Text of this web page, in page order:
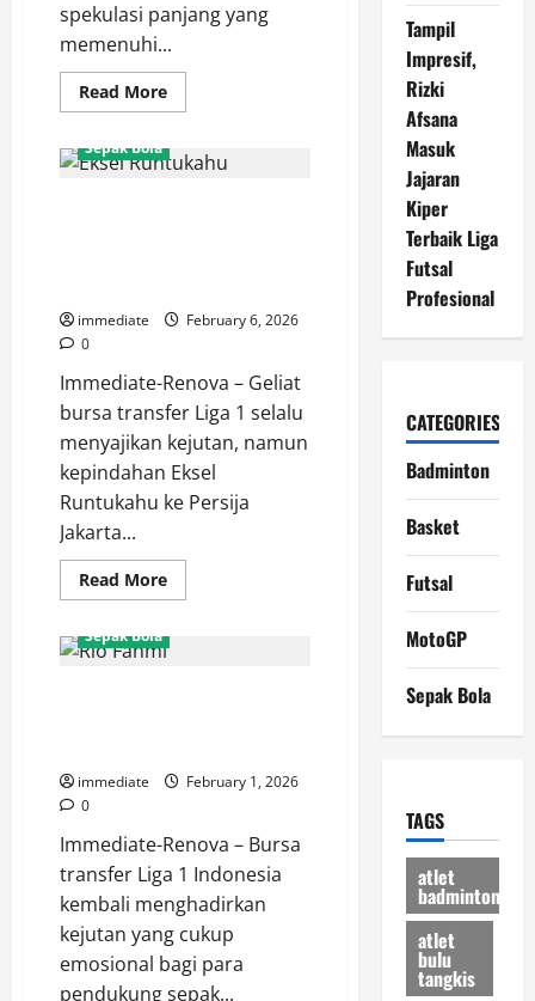
spekulasi panjang yang
memenuhi...
Read MoreRead
more
Mauro
Zijlstra
Serang
Macan
Sepak Bola
immediate
February 6, 2026
0
Immediate-Renova – Geliat
bursa transfer Liga 1 selalu
menyajikan kejutan, namun
kepindahan Eksel
Runtukahu ke Persija
Jakarta...
Read MoreRead
more
yang
“Ngeyel”
Berlabuh
Kota
Sepak Bola
immediate
February 1, 2026
0
Immediate-Renova – Bursa
transfer Liga 1 Indonesia
kembali menghadirkan
kejutan yang cukup
emosional bagi para
pendukung sepak...
Tampil
Impresif,
Rizki
Afsana
Masuk
Jajaran
Kiper
Terbaik Liga
Futsal
Profesional
CATEGORIES
Badminton
Basket
Futsal
MotoGP
Sepak Bola
TAGS
atlet
badminton
atlet
bulu
tangkis